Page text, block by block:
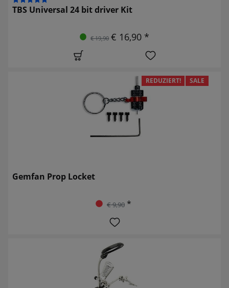
TBS Universal 24 bit driver Kit
€ 19,90 € 16,90 *
REDUZIERT! SALE
Gemfan Prop Locket
€ 9,90*